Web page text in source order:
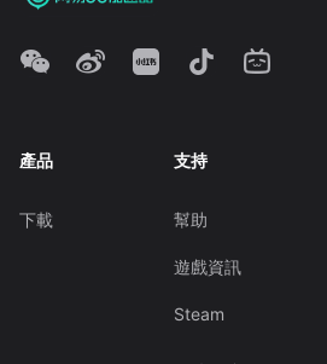
產品
下載
支持
幫助
遊戲資訊
Steam